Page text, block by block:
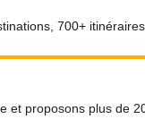
700+
et proposons plus de